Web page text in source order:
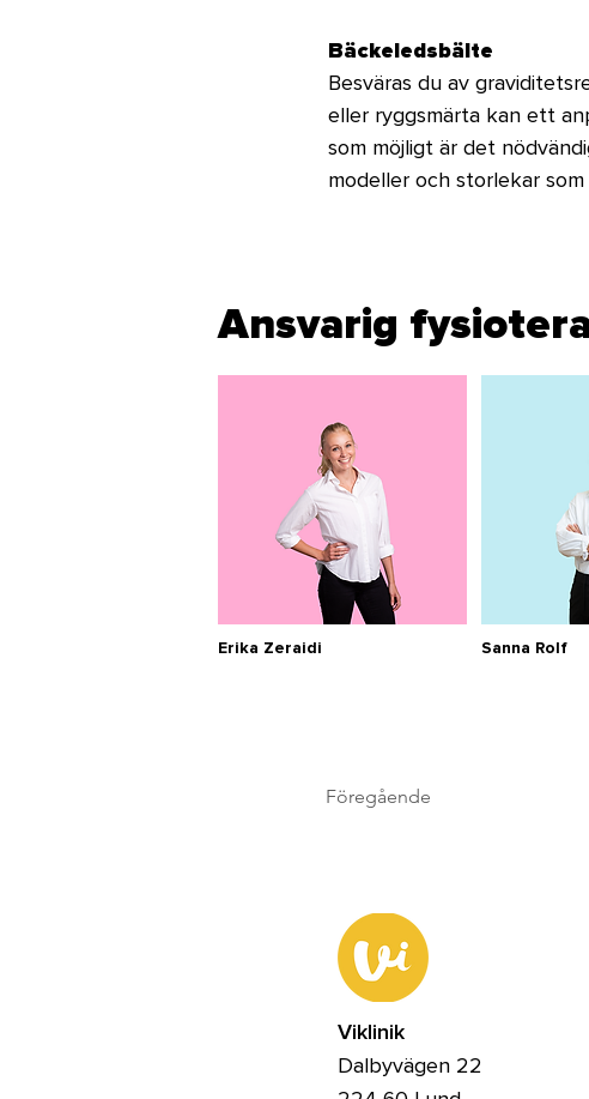
Bäckeledsbälte
Besväras du av
eller ryggsmärta kan ett
som möjligt är det
modeller och storlekar
Ansvarig
Erika Zeraidi Sanna Rolf
Föregående
Viklinik
Dalbyvägen 22